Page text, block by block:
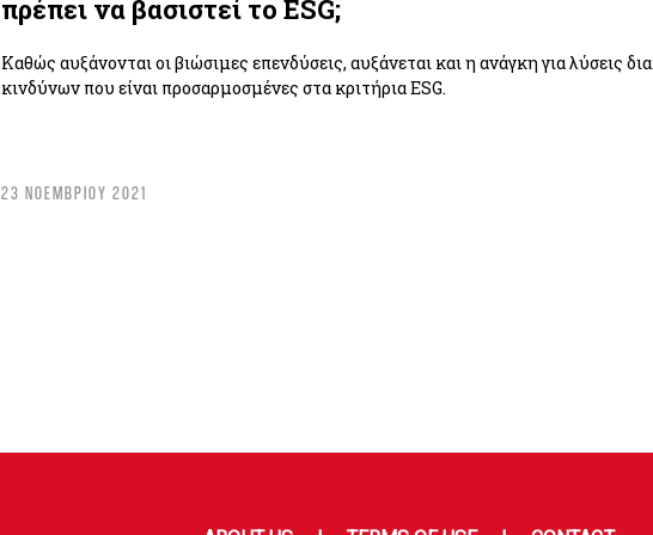
πρέπει να βασιστεί το ESG;
Καθώς αυξάνονται οι βιώσιμες επενδύσεις, αυξάνεται και η ανάγκη για λύσεις
κινδύνων που είναι προσαρμοσμένες στα κριτήρια ESG.
23 ΝΟΕΜΒΡΙΟΥ 2021